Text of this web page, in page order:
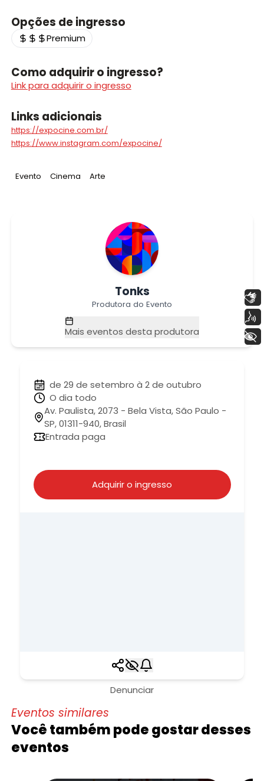
Opções de ingresso
Premium
Como adquirir o ingresso?
Link para adquirir o ingresso
Links adicionais
https://expocine.com.br/
https://www.instagram.com/expocine/
Tag:
Evento Tag:
Cinema Tag:
Arte
Tonks
Produtora do Evento
Mais eventos desta produtora
de 29 de setembro à 2 de outubro
O dia todo
Av. Paulista, 2073 - Bela Vista, São Paulo -
SP, 01311-940, Brasil
Entrada paga
Adquirir o ingresso
Denunciar
Eventos similares
Você também pode gostar desses
eventos
+ Acessibilidade